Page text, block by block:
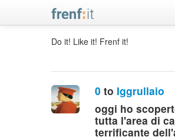
Do it! Like it! Frenf it!
0 to Iggrullaio
oggi ho
tutta l'area di
terrificante